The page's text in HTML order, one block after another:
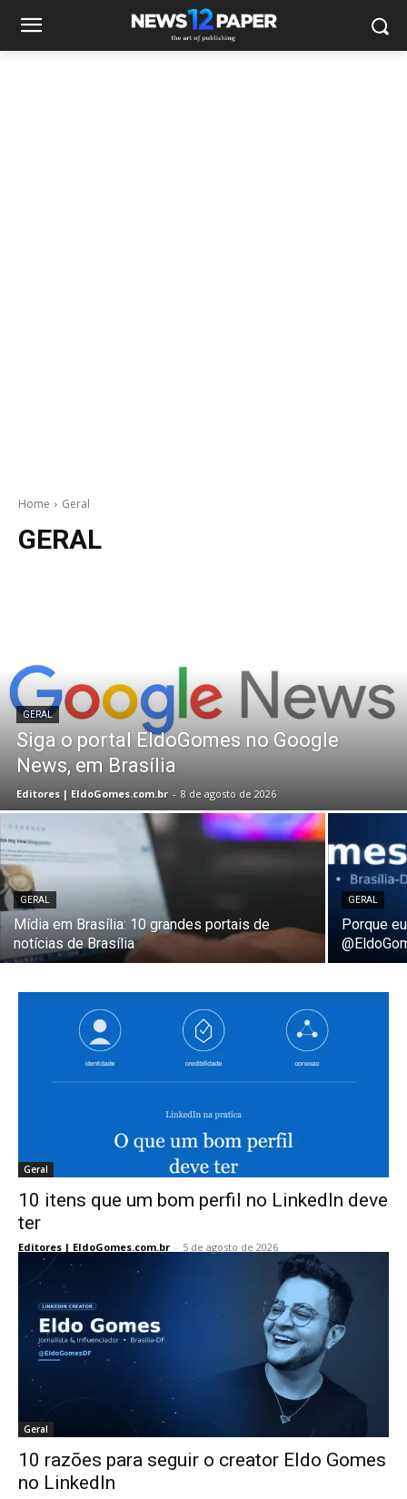
Home Geral
GERAL
GERAL
Siga o portal EldoGomes no Google
News, em Brasília
Editores | EldoGomes.com.br - 8 de agosto de 2026
GERAL
Mídia em Brasília: 10 grandes portais de
notícias de Brasília
GERAL
Porque
Geral
10 itens que um bom perfil no LinkedIn deve
ter
Editores | EldoGomes.com.br - 5 de agosto de 2026
Geral
10 razões para seguir o creator Eldo Gomes
no LinkedIn